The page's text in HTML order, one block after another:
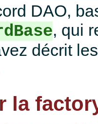
DAO,
, qui
décrit
la